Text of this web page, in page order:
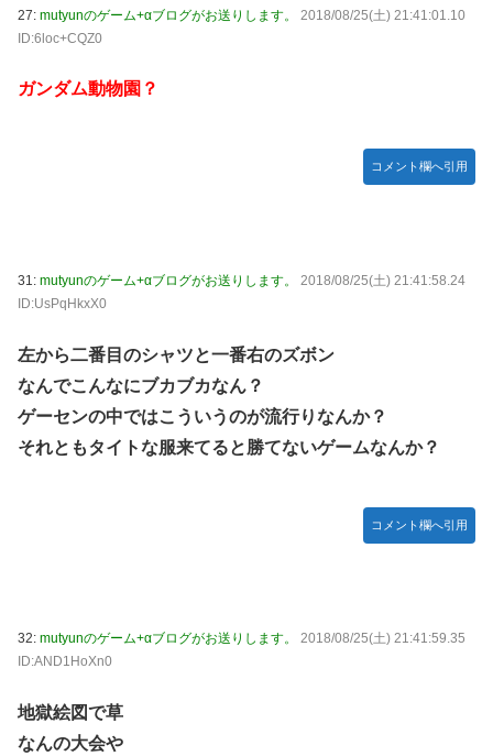
27: mutyunのゲーム+αブログがお送りします。
2018/08/25(土) 21:41:01.10
ID:6loc+CQZ0
ガンダム動物園？
コメント欄へ引用
31: mutyunのゲーム+αブログがお送りします。
2018/08/25(土) 21:41:58.24
ID:UsPqHkxX0
左から二番目のシャツと一番右のズボン
なんでこんなにブカブカなん？
ゲーセンの中ではこういうのが流行りなんか？
それともタイトな服来てると勝てないゲームなんか？
コメント欄へ引用
32: mutyunのゲーム+αブログがお送りします。
2018/08/25(土) 21:41:59.35
ID:AND1HoXn0
地獄絵図で草
なんの大会や